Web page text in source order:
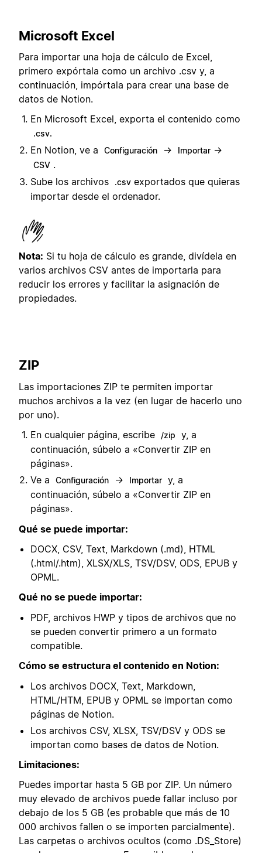
Microsoft Excel
Para importar una hoja de cálculo de Excel,
primero expórtala como un archivo .csv y, a
continuación, impórtala para crear una base de
datos de Notion.
En Microsoft Excel, exporta el contenido como
.csv.
En Notion, ve a Configuración → Importar →
CSV .
Sube los archivos
.csv exportados que quieras
importar desde el ordenador.
Nota: Si tu hoja de cálculo es grande, divídela en
varios archivos CSV antes de importarla para
reducir los errores y facilitar la asignación de
propiedades.
ZIP
Las importaciones ZIP te permiten importar
muchos archivos a la vez (en lugar de hacerlo uno
por uno).
En cualquier página, escribe
/zip
y, a
continuación, súbelo a «Convertir ZIP en
páginas».
Ve a
Configuración → Importar y, a
continuación, súbelo a «Convertir ZIP en
páginas».
Qué se puede importar:
DOCX, CSV, Text, Markdown (.md), HTML
(.html/.htm), XLSX/XLS, TSV/DSV, ODS, EPUB y
OPML.
Qué no se puede importar:
PDF, archivos HWP y tipos de archivos que no
se pueden convertir primero a un formato
compatible.
Cómo se estructura el contenido en Notion:
Los archivos DOCX, Text, Markdown,
HTML/HTM, EPUB y OPML se importan como
páginas de Notion.
Los archivos CSV, XLSX, TSV/DSV y ODS se
importan como bases de datos de Notion.
Limitaciones:
Puedes importar hasta 5 GB por ZIP. Un número
muy elevado de archivos puede fallar incluso por
debajo de los 5 GB (es probable que más de 10
000 archivos fallen o se importen parcialmente).
Las carpetas o archivos ocultos (como .DS_Store)